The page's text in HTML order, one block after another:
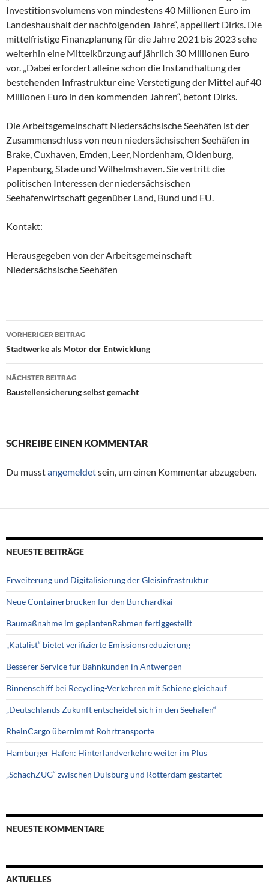
Investitionsvolumens von mindestens 40 Millionen Euro im
Landeshaushalt der nachfolgenden Jahre“, appelliert Dirks. Die
mittelfristige Finanzplanung für die Jahre 2021 bis 2023 sehe
weiterhin eine Mittelkürzung auf jährlich 30 Millionen Euro
vor. „Dabei erfordert alleine schon die Instandhaltung der
bestehenden Infrastruktur eine Verstetigung der Mittel auf 40
Millionen Euro in den kommenden Jahren“, betont Dirks.
Die Arbeitsgemeinschaft Niedersächsische Seehäfen ist der
Zusammenschluss von neun niedersächsischen Seehäfen in
Brake, Cuxhaven, Emden, Leer, Nordenham, Oldenburg,
Papenburg, Stade und Wilhelmshaven. Sie vertritt die
politischen Interessen der niedersächsischen
Seehafenwirtschaft gegenüber Land, Bund und EU.
Kontakt:
Herausgegeben von der Arbeitsgemeinschaft
Niedersächsische Seehäfen
Beitragsnavigation
VORHERIGER BEITRAG
Stadtwerke als Motor der Entwicklung
NÄCHSTER BEITRAG
Baustellensicherung selbst gemacht
SCHREIBE EINEN KOMMENTAR
Du musstangemeldetsein, um einen Kommentar abzugeben.
NEUESTE BEITRÄGE
Erweiterung und Digitalisierung der Gleisinfrastruktur
Neue Containerbrücken für den Burchardkai
Baumaßnahme im geplantenRahmen fertiggestellt
„Katalist“ bietet verifizierte Emissionsreduzierung
Besserer Service für Bahnkunden in Antwerpen
Binnenschiff bei Recycling-Verkehren mit Schiene gleichauf
„Deutschlands Zukunft entscheidet sich in den Seehäfen“
RheinCargo übernimmt Rohrtransporte
Hamburger Hafen: Hinterlandverkehre weiter im Plus
„SchachZUG“ zwischen Duisburg und Rotterdam gestartet
NEUESTE KOMMENTARE
AKTUELLES